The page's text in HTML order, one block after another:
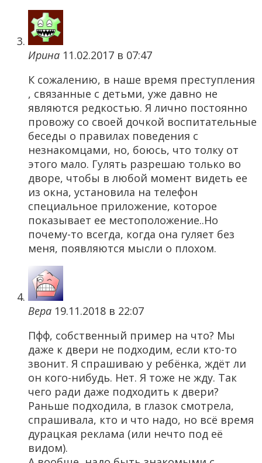
Ирина 11.02.2017 в 07:47
К сожалению, в наше время преступления
, связанные с детьми, уже давно не
являются редкостью. Я лично постоянно
провожу со своей дочкой воспитательные
беседы о правилах поведения с
незнакомцами, но, боюсь, что толку от
этого мало. Гулять разрешаю только во
дворе, чтобы в любой момент видеть ее
из окна, установила на телефон
специальное приложение, которое
показывает ее местоположение..Но
почему-то всегда, когда она гуляет без
меня, появляются мысли о плохом.
Вера 19.11.2018 в 22:07
Пфф, собственный пример на что? Мы
даже к двери не подходим, если кто-то
звонит. Я спрашиваю у ребёнка, ждёт ли
он кого-нибудь. Нет. Я тоже не жду. Так
чего ради даже подходить к двери?
Раньше подходила, в глазок смотрела,
спрашивала, кто и что надо, но всё время
дурацкая реклама (или нечто под её
видом).